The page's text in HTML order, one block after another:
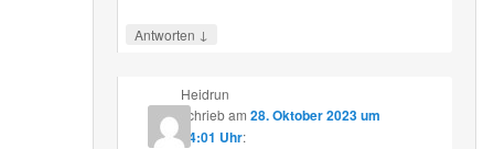
Antworten ↓
Heidrun
schriebam 28. Oktober 2023 um
14:01 Uhr: